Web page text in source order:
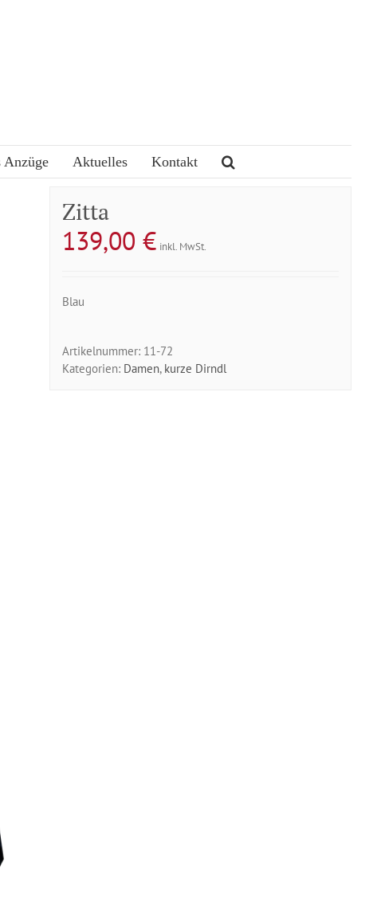
Anzüge Aktuelles Kontakt
Zitta
139,00€ inkl. MwSt.
Blau
Artikelnummer: 11-72
Kategorien: Damen, kurze Dirndl